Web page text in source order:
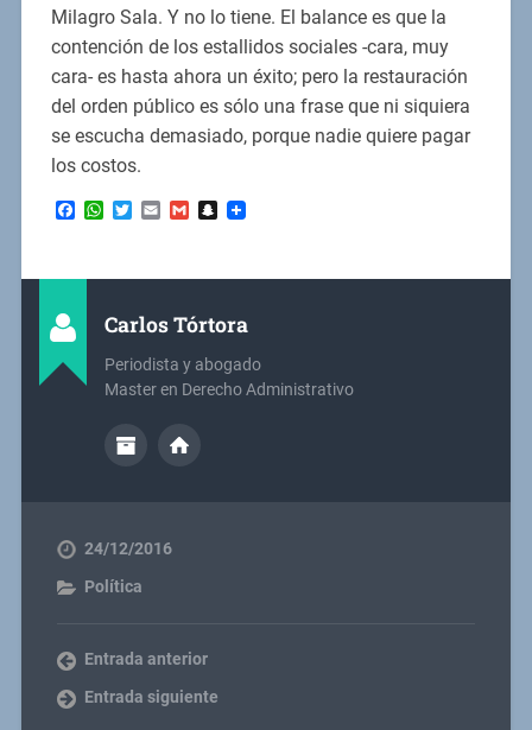
Milagro Sala. Y no lo tiene. El balance es que la
contención de los estallidos sociales -cara, muy
cara- es hasta ahora un éxito; pero la restauración
del orden público es sólo una frase que ni siquiera
se escucha demasiado, porque nadie quiere pagar
los costos.
Facebook
WhatsApp
Twitter
EmailGmailSnapchat
Carlos Tórtora
Periodista y abogado
Master en Derecho Administrativo
24/12/2016
Política
Entrada anterior
Entrada siguiente